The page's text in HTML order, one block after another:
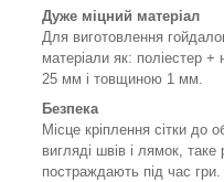
Дуже міцний матеріал
Для виготовлення
матеріали як: поліестер
25 мм і товщиною 1 мм.
Безпека
Місце кріплення сітки до
вигляді швів і лямок,
постраждають під час гри.